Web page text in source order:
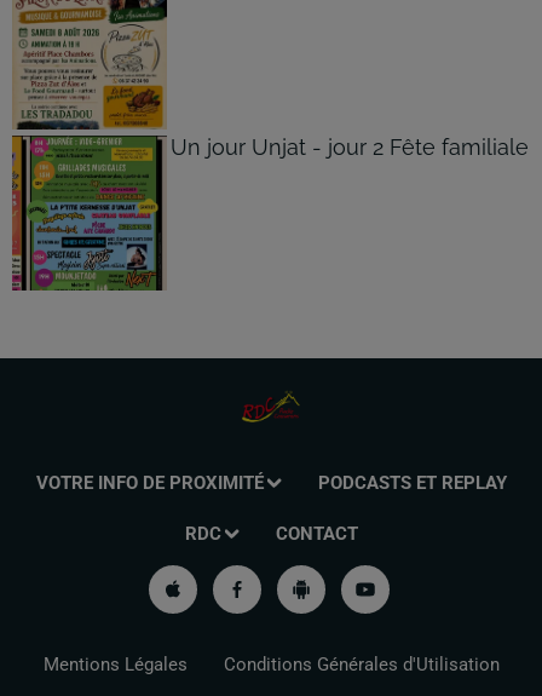
Un jour Unjat - jour 2 Fête familiale
VOTRE INFO DE PROXIMITÉ PODCASTS ET REPLAY
RDC CONTACT
Mentions Légales Conditions Générales d'Utilisation